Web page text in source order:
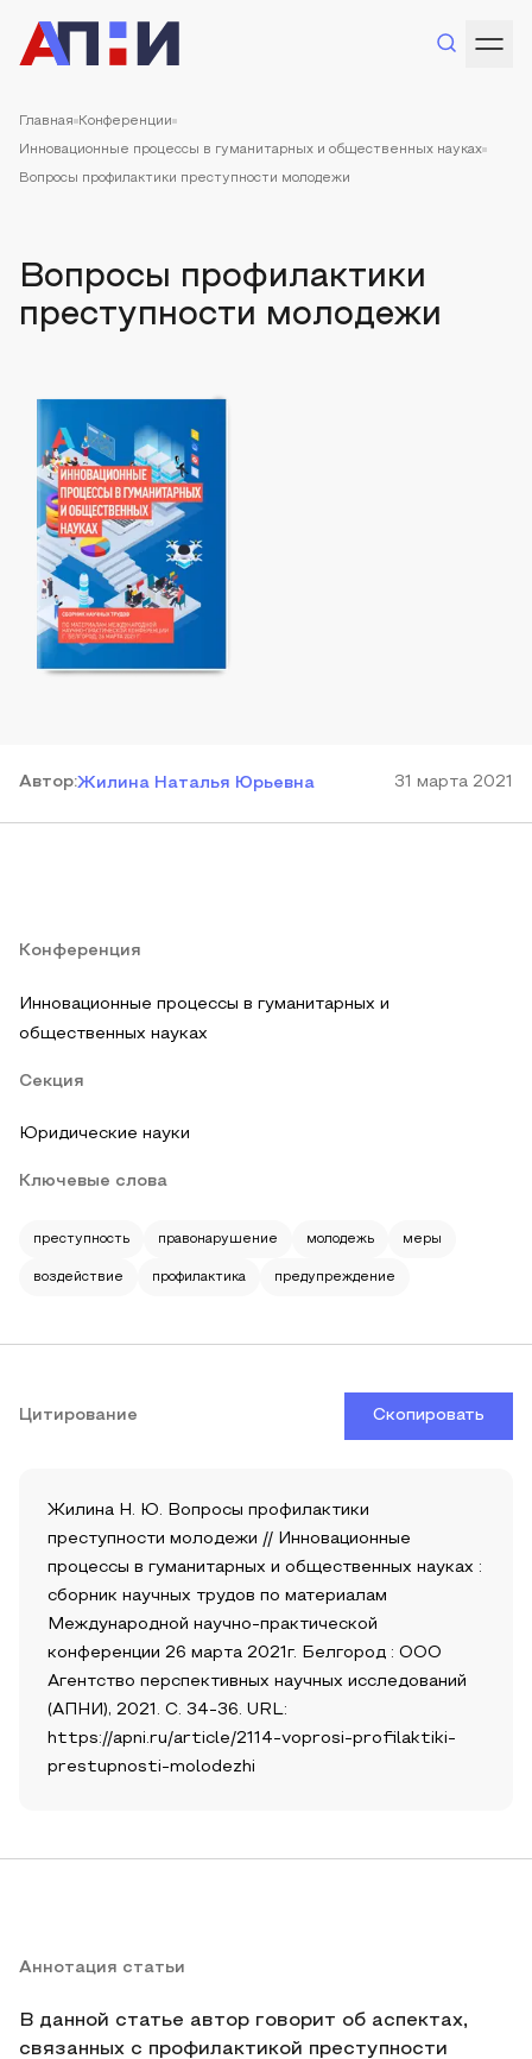
Главная Конференции
Инновационные процессы в гуманитарных и общественных науках
Вопросы профилактики преступности молодежи
Вопросы профилактики
преступности молодежи
Автор:Жилина Наталья Юрьевна 31 марта 2021
Конференция
Инновационные процессы в гуманитарных и
общественных науках
Секция
Юридические науки
Ключевые слова
преступность правонарушение молодежь меры
воздействие профилактика предупреждение
Цитирование Скопировать
Жилина Н. Ю. Вопросы профилактики
преступности молодежи // Инновационные
процессы в гуманитарных и общественных науках :
сборник научных трудов по материалам
Международной научно-практической
конференции 26 марта 2021г. Белгород : ООО
Агентство перспективных научных исследований
(АПНИ), 2021. С. 34-36. URL:
https://apni.ru/article/2114-voprosi-profilaktiki-
prestupnosti-molodezhi
Аннотация статьи
В данной статье автор говорит об аспектах,
связанных с профилактикой преступности